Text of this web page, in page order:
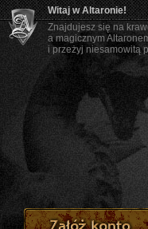
Witaj w Altaronie!
Znajdujesz się na
a magicznym
i przeżyj niesamowitą